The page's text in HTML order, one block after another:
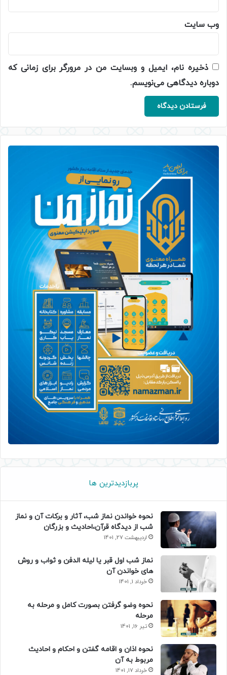
وب‌ سایت
ذخیره نام، ایمیل و وبسایت من در مرورگر برای زمانی که
دوباره دیدگاهی می‌نویسم.
پربازدیدترین ها
نحوه خواندن نماز شب، آثار و برکات آن و نماز
شب از دیدگاه قرآن،احادیث و بزرگان
اردیبهشت 27, 1401
نماز شب اول قبر یا لیله الدفن و ثواب و روش
های خواندن آن
خرداد 1, 1401
نحوه وضو گرفتن بصورت کامل و مرحله به
مرحله
تیر 16, 1401
نحوه اذان و اقامه گفتن و احکام و احادیث
مربوط به آن
خرداد 17, 1401